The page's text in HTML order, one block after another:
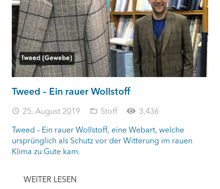
Tweed – Ein rauer Wollstoff
access_time 25. August 2019 folder_open Stoff
3,436
Tweed – Ein rauer Wollstoff, eine Webart, welche
ursprünglich als Schutz vor der Witterung im rauen
Klima zu Gute kam.
WEITER LESEN